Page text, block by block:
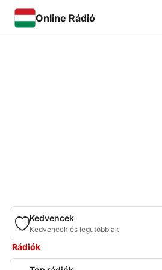
Online Rádió
Kedvencek
Kedvencek és legutóbbiak
Rádiók